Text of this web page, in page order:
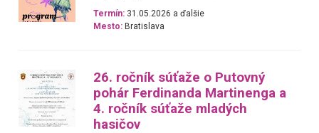
Termín: 31.05.2026 a ďalšie
Mesto: Bratislava
26. ročník súťaže o Putovný
pohár Ferdinanda Martinenga a
4. ročník súťaže mladých
hasičov